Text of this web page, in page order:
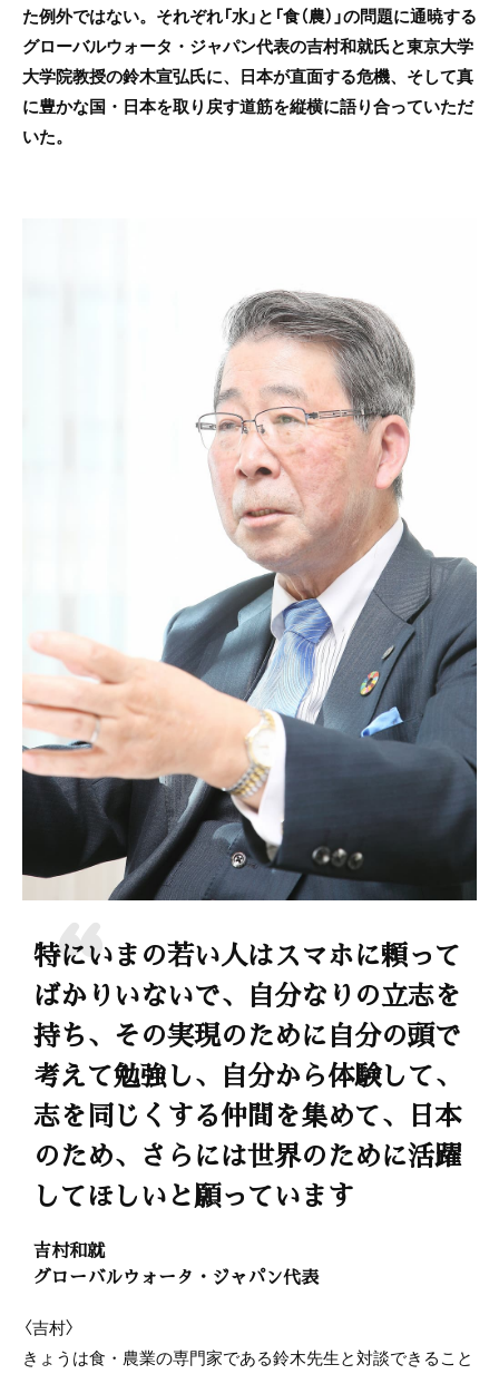
た例外ではない。それぞれ「水」と「食（農）」の問題に通暁する
グローバルウォータ・ジャパン代表の吉村和就氏と東京大学
大学院教授の鈴木宣弘氏に、日本が直面する危機、そして真
に豊かな国・日本を取り戻す道筋を縦横に語り合っていただ
いた。
特にいまの若い人はスマホに頼って
ばかりいないで、自分なりの立志を
持ち、その実現のために自分の頭で
考えて勉強し、自分から体験して、
志を同じくする仲間を集めて、日本
のため、さらには世界のために活躍
してほしいと願っています
吉村和就
グローバルウォータ・ジャパン代表
〈吉村〉
きょうは食・農業の専門家である鈴木先生と対談できること